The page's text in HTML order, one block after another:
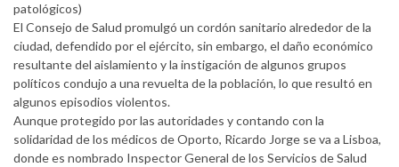
patológicos)
El Consejo de Salud promulgó un cordón sanitario alrededor de la
ciudad, defendido por el ejército, sin embargo, el daño económico
resultante del aislamiento y la instigación de algunos grupos
políticos condujo a una revuelta de la población, lo que resultó en
algunos episodios violentos.
Aunque protegido por las autoridades y contando con la
solidaridad de los médicos de Oporto, Ricardo Jorge se va a Lisboa,
donde es nombrado Inspector General de los Servicios de Salud